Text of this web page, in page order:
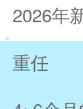
2026年
重任